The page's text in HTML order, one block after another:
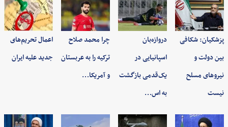
پزشکیان: شکافی
بین دولت و
نیروهای مسلح
نیست
دروازه‌بان
اسپانیایی در
یک‌قدمی بازگشت
به اس…
چرا محمد صلاح
ترکیه را به عربستان
و آمریکا…
اعمال تحریم‌های
جدید علیه ایران